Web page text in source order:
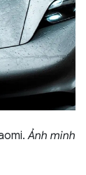
Ảnh minh